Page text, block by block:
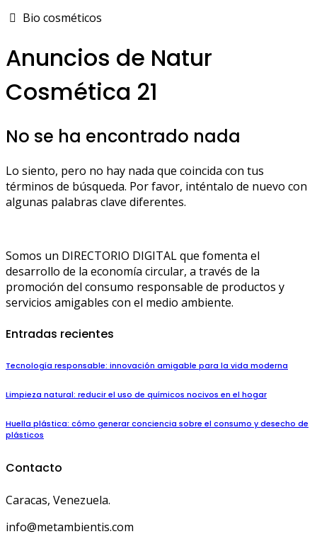
Bio cosméticos
Anuncios de Natur
Cosmética 21
No se ha encontrado nada
Lo siento, pero no hay nada que coincida con tus
términos de búsqueda. Por favor, inténtalo de nuevo con
algunas palabras clave diferentes.
Somos un DIRECTORIO DIGITAL que fomenta el
desarrollo de la economía circular, a través de la
promoción del consumo responsable de productos y
servicios amigables con el medio ambiente.
Entradas recientes
Tecnología responsable: innovación amigable para la vida moderna
Limpieza natural: reducir el uso de químicos nocivos en el hogar
Huella plástica: cómo generar conciencia sobre el consumo y desecho de
plásticos
Contacto
Caracas, Venezuela.
info@metambientis.com